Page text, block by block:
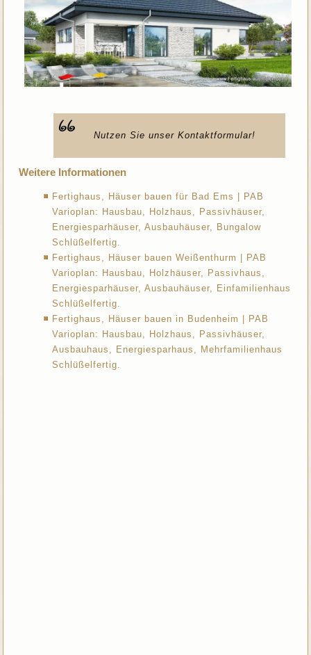
Nutzen Sie unser Kontaktformular!
Weitere Informationen
Fertighaus, Häuser bauen für Bad Ems | PAB
Varioplan: Hausbau, Holzhaus, Passivhäuser,
Energiesparhäuser, Ausbauhäuser, Bungalow
Schlüßelfertig.
Fertighaus, Häuser bauen Weißenthurm | PAB
Varioplan: Hausbau, Holzhäuser, Passivhaus,
Energiesparhäuser, Ausbauhäuser, Einfamilienhaus
Schlüßelfertig.
Fertighaus, Häuser bauen in Budenheim | PAB
Varioplan: Hausbau, Holzhaus, Passivhäuser,
Ausbauhaus, Energiesparhaus, Mehrfamilienhaus
Schlüßelfertig.